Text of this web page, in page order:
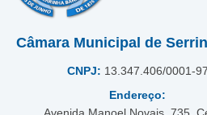
Câmara Municipal de
CNPJ: 13.347.406/0001-97
Endereço: